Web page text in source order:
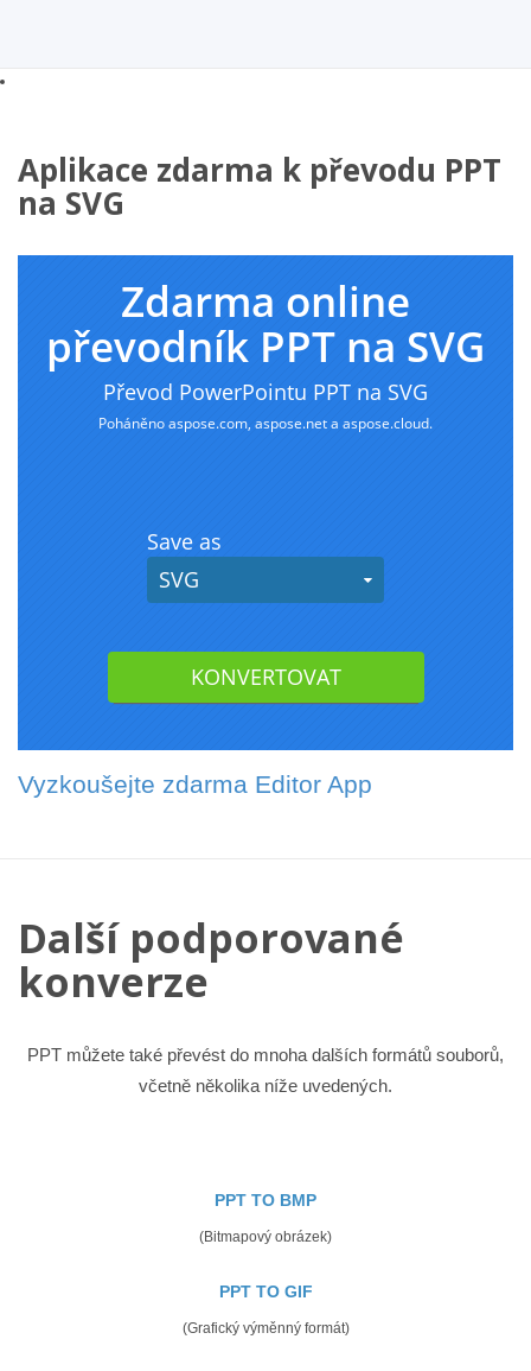
Aplikace zdarma k převodu PPT
na SVG
Vyzkoušejte zdarma Editor App
Další podporované
konverze
PPT můžete také převést do mnoha dalších formátů souborů,
včetně několika níže uvedených.
PPT TO BMP
(Bitmapový obrázek)
PPT TO GIF
(Grafický výměnný formát)